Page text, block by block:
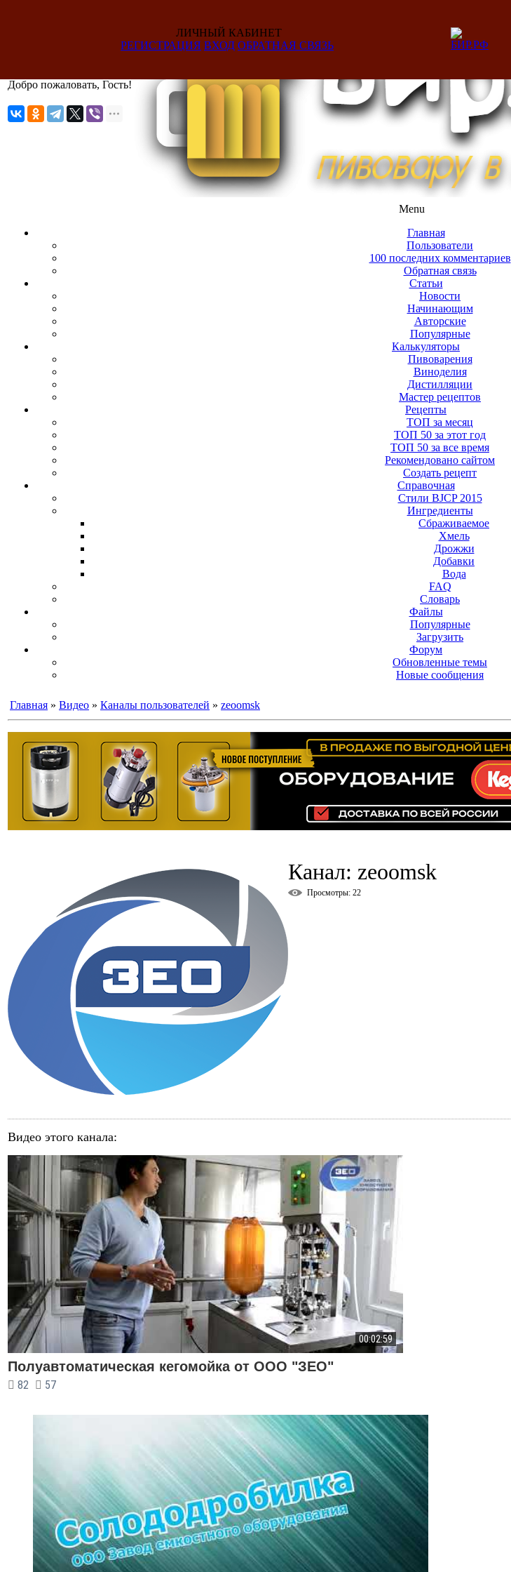
Добро пожаловать, Гость!
Menu
Главная
Пользователи
100 последних комментариев
Обратная связь
Статьи
Новости
Начинающим
Авторские
Популярные
Калькуляторы
Пивоварения
Виноделия
Дистилляции
Мастер рецептов
Рецепты
ТОП за месяц
ТОП 50 за этот год
ТОП 50 за все время
Рекомендовано сайтом
Создать рецепт
Справочная
Стили BJCP 2015
Ингредиенты
Сбраживаемое
Хмель
Дрожжи
Добавки
Вода
FAQ
Словарь
Файлы
Популярные
Загрузить
Форум
Обновленные темы
Новые сообщения
ЛИЧНЫЙ КАБИНЕТ
РЕГИСТРАЦИЯ ВХОД ОБРАТНАЯ СВЯЗЬ
Главная » Видео » Каналы пользователей » zeoomsk
Канал: zeoomsk
Просмотры: 22
Видео этого канала:
00:02:59
Полуавтоматическая кегомойка от ООО "ЗЕО"
82 57